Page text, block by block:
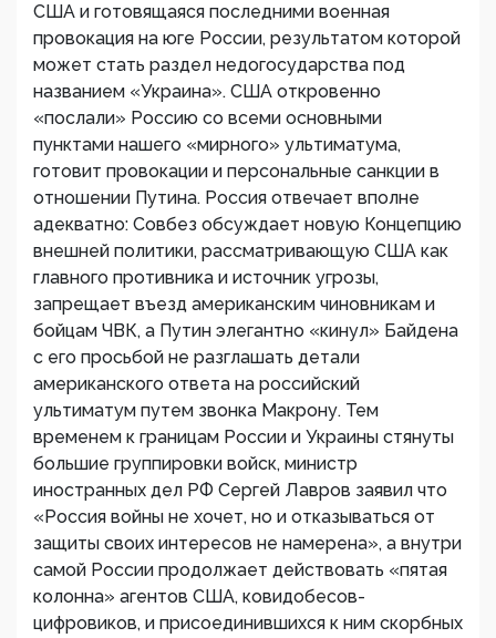
США и готовящаяся последними военная
провокация на юге России, результатом которой
может стать раздел недогосударства под
названием «Украина». США откровенно
«послали» Россию со всеми основными
пунктами нашего «мирного» ультиматума,
готовит провокации и персональные санкции в
отношении Путина. Россия отвечает вполне
адекватно: Совбез обсуждает новую Концепцию
внешней политики, рассматривающую США как
главного противника и источник угрозы,
запрещает въезд американским чиновникам и
бойцам ЧВК, а Путин элегантно «кинул» Байдена
с его просьбой не разглашать детали
американского ответа на российский
ультиматум путем звонка Макрону. Тем
временем к границам России и Украины стянуты
большие группировки войск, министр
иностранных дел РФ Сергей Лавров заявил что
«Россия войны не хочет, но и отказываться от
защиты своих интересов не намерена», а внутри
самой России продолжает действовать «пятая
колонна» агентов США, ковидобесов-
цифровиков, и присоединившихся к ним скорбных